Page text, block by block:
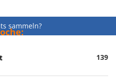
sammeln?
139